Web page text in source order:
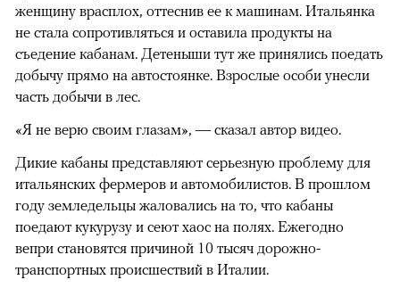
женщину врасплох, оттеснив ее к машинам. Итальянка
не стала сопротивляться и оставила продукты на
съедение кабанам. Детеныши тут же принялись поедать
добычу прямо на автостоянке. Взрослые особи унесли
часть добычи в лес.
«Я не верю своим глазам», — сказал автор видео.
Дикие кабаны представляют серьезную проблему для
итальянских фермеров и автомобилистов. В прошлом
году земледельцы жаловались на то, что кабаны
поедают кукурузу и сеют хаос на полях. Ежегодно
вепри становятся причиной 10 тысяч дорожно-
транспортных происшествий в Италии.